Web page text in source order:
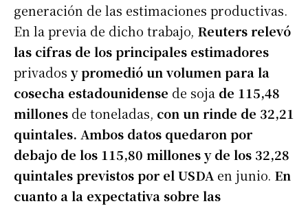
generación de las estimaciones productivas.
En la previa de dicho trabajo, Reuters relevó
las cifras de los principales estimadores
privados y promedió un volumen para la
cosecha estadounidense de soja de 115,48
millones de toneladas, con un rinde de 32,21
quintales. Ambos datos quedaron por
debajo de los 115,80 millones y de los 32,28
quintales previstos por el USDA en junio. En
cuanto a la expectativa sobre las